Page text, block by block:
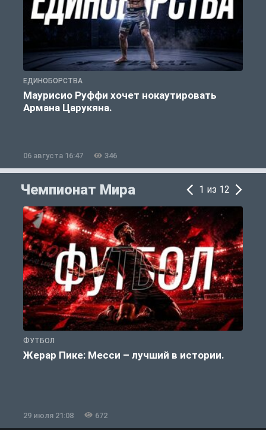
ЕДИНОБОРСТВА
Маурисио Руффи хочет нокаутировать
Армана Царукяна.
06 августа 16:47 346
Чемпионат Мира 1 из 12
ФУТБОЛ
Жерар Пике: Месси – лучший в истории.
29 июля 21:08 672